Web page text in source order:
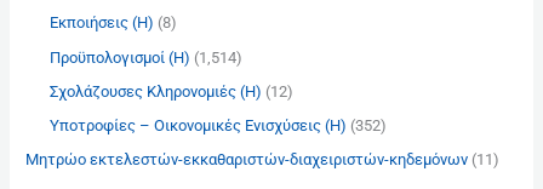
Εκποιήσεις (Η) (8)
Προϋπολογισμοί (Η) (1,514)
Σχολάζουσες Κληρονομιές (Η) (12)
Υποτροφίες – Οικονομικές Ενισχύσεις (Η) (352)
Μητρώο εκτελεστών-εκκαθαριστών-διαχειριστών-κηδεμόνων(11)